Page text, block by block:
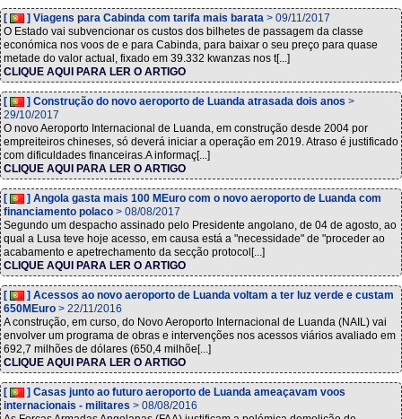
[ ] Viagens para Cabinda com tarifa mais barata > 09/11/2017
O Estado vai subvencionar os custos dos bilhetes de passagem da classe
económica nos voos de e para Cabinda, para baixar o seu preço para quase
metade do valor actual, fixado em 39.332 kwanzas nos t[...]
CLIQUE AQUI PARA LER O ARTIGO
[ ] Construção do novo aeroporto de Luanda atrasada dois anos >
29/10/2017
O novo Aeroporto Internacional de Luanda, em construção desde 2004 por
empreiteiros chineses, só deverá iniciar a operação em 2019. Atraso é justificado
com dificuldades financeiras.A informaç[...]
CLIQUE AQUI PARA LER O ARTIGO
[
] Angola gasta mais 100 MEuro com o novo aeroporto de Luanda com
financiamento polaco > 08/08/2017
Segundo um despacho assinado pelo Presidente angolano, de 04 de agosto, ao
qual a Lusa teve hoje acesso, em causa está a "necessidade" de "proceder ao
acabamento e apetrechamento da secção protocol[...]
CLIQUE AQUI PARA LER O ARTIGO
[
] Acessos ao novo aeroporto de Luanda voltam a ter luz verde e custam
650MEuro > 22/11/2016
A construção, em curso, do Novo Aeroporto Internacional de Luanda (NAIL) vai
envolver um programa de obras e intervenções nos acessos viários avaliado em
692,7 milhões de dólares (650,4 milhõe[...]
CLIQUE AQUI PARA LER O ARTIGO
[
] Casas junto ao futuro aeroporto de Luanda ameaçavam voos
internacionais - militares > 08/08/2016